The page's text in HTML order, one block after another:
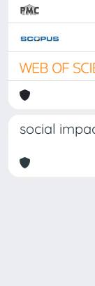
social